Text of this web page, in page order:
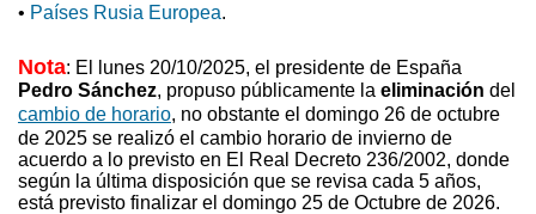
• Países Rusia Europea.
Nota: El lunes 20/10/2025, el presidente de España
Pedro Sánchez, propuso públicamente la eliminación del
cambio de horario, no obstante el domingo 26 de octubre
de 2025 se realizó el cambio horario de invierno de
acuerdo a lo previsto en El Real Decreto 236/2002, donde
según la última disposición que se revisa cada 5 años,
está previsto finalizar el domingo 25 de Octubre de 2026.